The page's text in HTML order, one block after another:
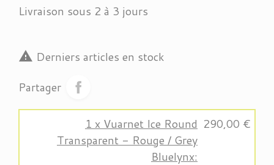
Livraison sous 2 à 3 jours
 Derniers articles en stock
Partager
1 x Vuarnet Ice Round
Transparent - Rouge / Grey
Bluelynx:
290,00 €